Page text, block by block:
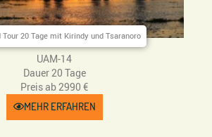
Hochland Tour 20 Tage mit Kirindy und Tsaranoro
UAM-14
Dauer 20 Tage
Preis ab 2990 €
MEHR ERFAHREN